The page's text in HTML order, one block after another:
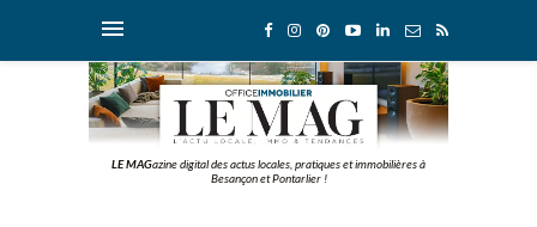
LE MAGazine digital des actus locales, pratiques et immobilières à
Besançon et Pontarlier !